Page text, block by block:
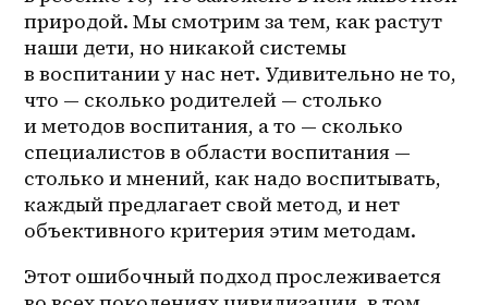
природой. Мы смотрим за тем, как растут
наши дети, но никакой системы
в воспитании у нас нет. Удивительно не то,
что — сколько родителей — столько
и методов воспитания, а то — сколько
специалистов в области воспитания —
столько и мнений, как надо воспитывать,
каждый предлагает свой метод, и нет
объективного критерия этим методам.
Этот ошибочный подход прослеживается